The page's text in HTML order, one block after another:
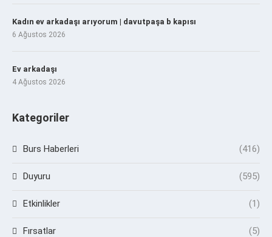
Kadın ev arkadaşı arıyorum | davutpaşa b kapısı
6 Ağustos 2026
Ev arkadaşı
4 Ağustos 2026
Kategoriler
Burs Haberleri (416)
Duyuru (595)
Etkinlikler (1)
Fırsatlar (5)